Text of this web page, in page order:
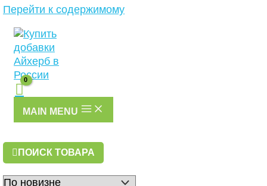
Перейти к содержимому
MAIN MENU
ПОИСК ТОВАРА